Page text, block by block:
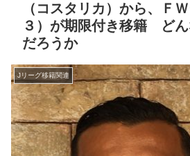
（コスタリカ）から、Ｆ
３）が期限付き移籍 ど
だろうか
Jリーグ移籍関連